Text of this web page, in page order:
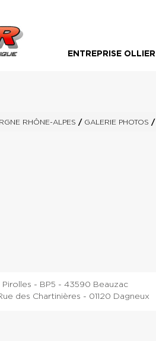
ENTREPRISE OLLIER
RHÔNE-ALPES / GALERIE PHOTOS /
Pirolles - BP5 - 43590 Beauzac
des Chartinières - 01120 Dagneux